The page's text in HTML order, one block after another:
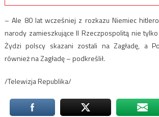
– Ale 80 lat wcześniej z rozkazu Niemiec
narody zamieszkujące II Rzeczpospolitą nie
Żydzi polscy skazani zostali na Zagładę, a
również na Zagładę – podkreślił.
/Telewizja Republika/